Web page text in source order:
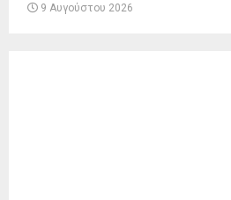
9 Αυγούστου 2026